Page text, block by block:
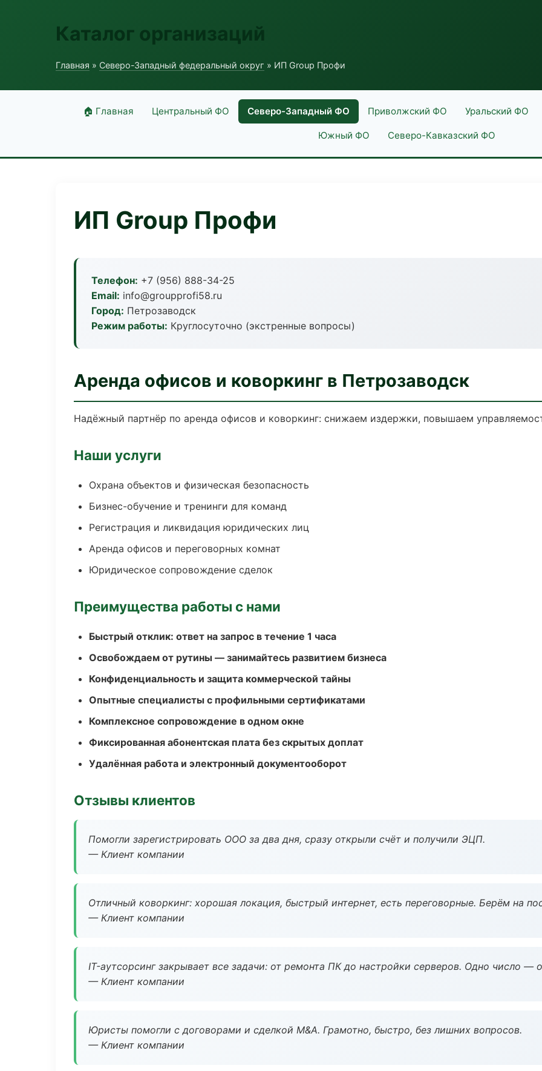
Каталог организаций
Главная » Северо-Западный федеральный округ » ИП Group Профи
🏠 Главная Центральный ФО Северо-Западный ФО Приволжский ФО Уральский ФО
Южный ФО Северо-Кавказский ФО
ИП Group Профи
Телефон: +7 (956) 888-34-25
Email: info@groupprofi58.ru
Город: Петрозаводск
Режим работы: Круглосуточно (экстренные вопросы)
Аренда офисов и коворкинг в Петрозаводск
Надёжный партнёр по аренда офисов и коворкинг: снижаем издержки, повышаем
Наши услуги
Охрана объектов и физическая безопасность
Бизнес-обучение и тренинги для команд
Регистрация и ликвидация юридических лиц
Аренда офисов и переговорных комнат
Юридическое сопровождение сделок
Преимущества работы с нами
Быстрый отклик: ответ на запрос в течение 1 часа
Освобождаем от рутины — занимайтесь развитием бизнеса
Конфиденциальность и защита коммерческой тайны
Опытные специалисты с профильными сертификатами
Комплексное сопровождение в одном окне
Фиксированная абонентская плата без скрытых доплат
Удалённая работа и электронный документооборот
Отзывы клиентов
Помогли зарегистрировать ООО за два дня, сразу открыли счёт и получили ЭЦП.
— Клиент компании
Отличный коворкинг: хорошая локация, быстрый интернет, есть переговорные. Берём на
— Клиент компании
IT-аутсорсинг закрывает все задачи: от ремонта ПК до настройки серверов. Одно число —
— Клиент компании
Юристы помогли с договорами и сделкой M&A. Грамотно, быстро, без лишних вопросов.
— Клиент компании